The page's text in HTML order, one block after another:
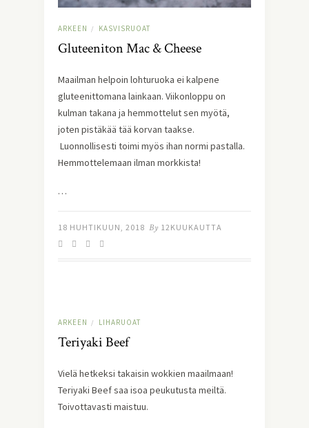
ARKEEN / KASVISRUOAT
Gluteeniton Mac & Cheese
Maailman helpoin lohturuoka ei kalpene
gluteenittomana lainkaan. Viikonloppu on
kulman takana ja hemmottelut sen myötä,
joten pistäkää tää korvan taakse.
Luonnollisesti toimi myös ihan normi pastalla.
Hemmottelemaan ilman morkkista!
…
18 HUHTIKUUN, 2018 By 12KUUKAUTTA
ARKEEN / LIHARUOAT
Teriyaki Beef
Vielä hetkeksi takaisin wokkien maailmaan!
Teriyaki Beef saa isoa peukutusta meiltä.
Toivottavasti maistuu.